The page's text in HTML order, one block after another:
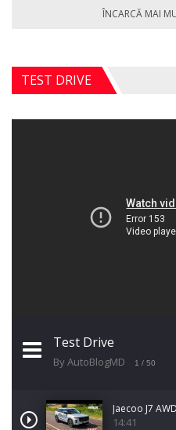
ÎNCARCĂ MAI
TEST DRIVE
Test Drive
By AutoBlogMD 1 / 50
Jaecoo J7
14:41